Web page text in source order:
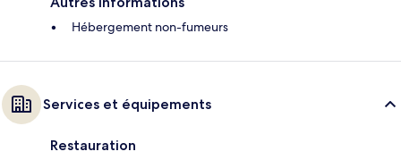
Hébergement non-fumeurs
Services et équipements
Restauration